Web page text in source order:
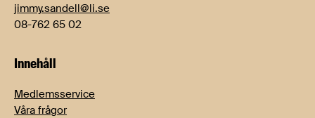
jimmy.sandell@li.se
08-762 65 02
Innehåll
Medlemsservice
Våra frågor